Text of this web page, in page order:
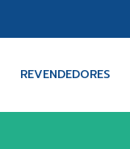
REVENDEDORES